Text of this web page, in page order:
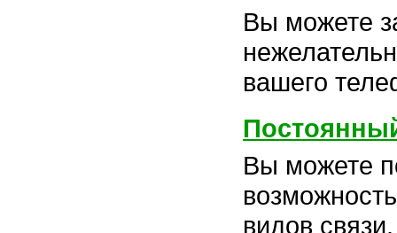
Вы можете
вашего
Вы можете
видов связи.